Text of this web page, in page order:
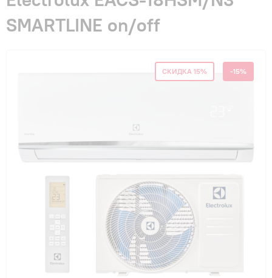
Гарантия и сервис
SMARTLINE on/off
СКИДКА 15% -15%